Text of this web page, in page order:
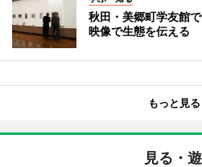
秋田・美郷町学友館
映像で生態を伝える
もっと見る
見る・